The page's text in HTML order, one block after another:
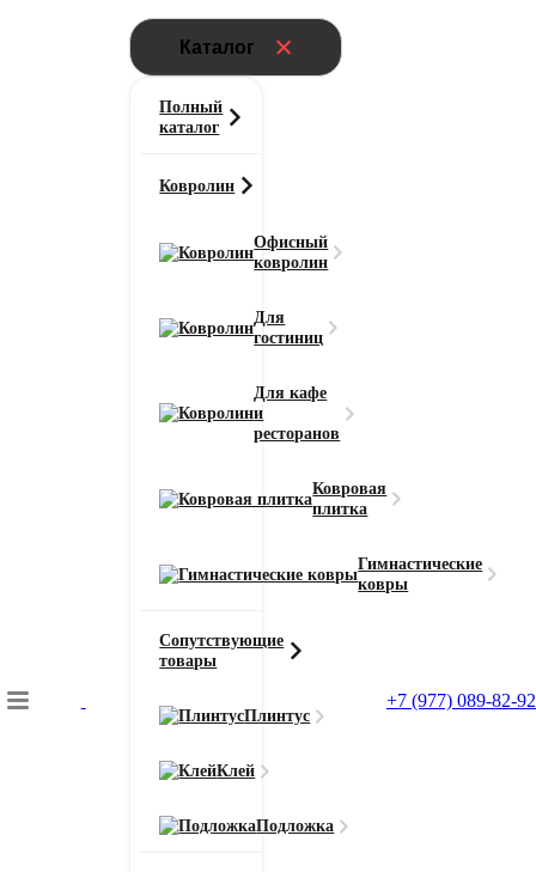
Каталог
Полный
каталог
Ковролин
Офисный
ковролин
Для
гостиниц
Для кафе
и
ресторанов
Ковровая
плитка
Гимнастические
ковры
Сопутствующие
товары
Плинтус
Клей
Подложка
+7 (977) 089-82-92
Подбор коврового покрытия